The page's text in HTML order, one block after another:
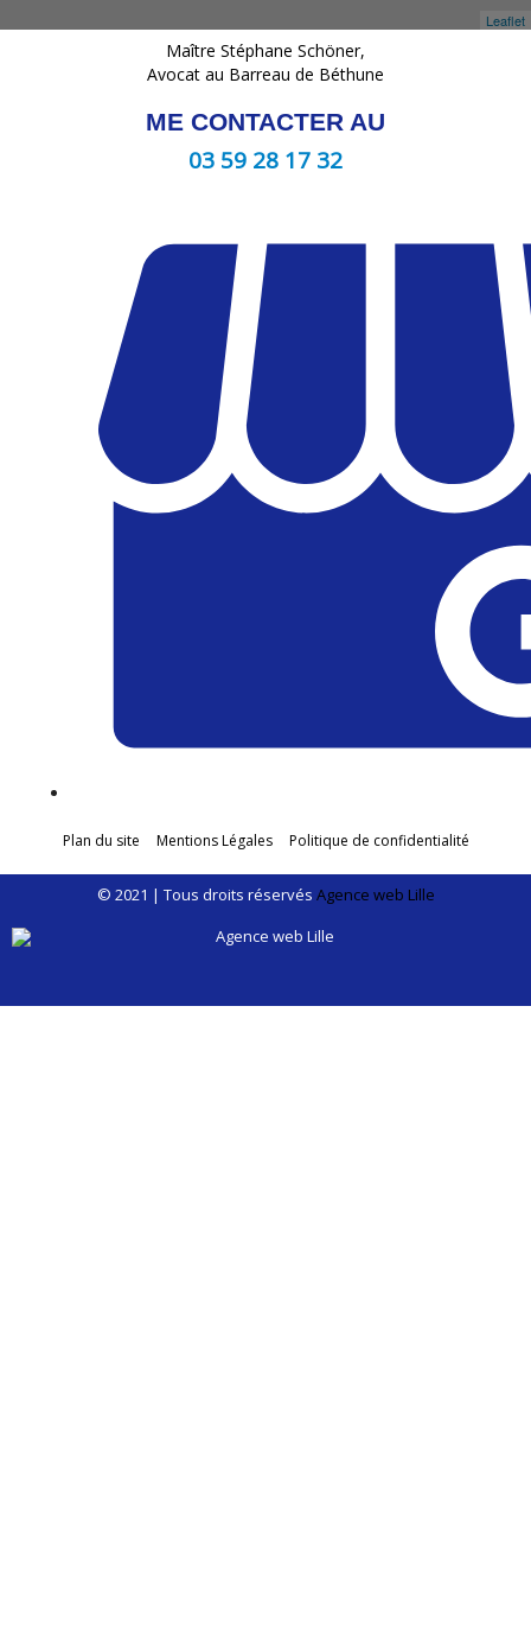
Leaflet
Maître Stéphane Schöner,
Avocat au Barreau de Béthune
ME CONTACTER AU
03 59 28 17 32
Plan du site Mentions Légales Politique de confidentialité
© 2021 | Tous droits réservés Agence web Lille